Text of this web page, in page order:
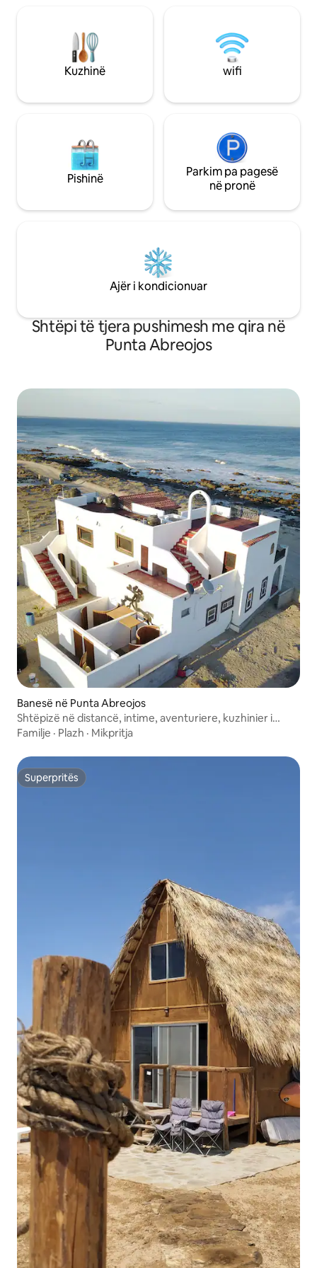
për sërfistët,
dixhitalë. Rezervo
Kuzhinë wifi
Pishinë
Parkim pa pagesë
në pronë
Ajër i kondicionuar
Shtëpi të tjera pushimesh me qira në
Punta Abreojos
Banesë në Punta Abreojos
Shtëpizë në distancë, intime, aventuriere, kuzhinier i
përfshirë
Familje · Plazh · Mikpritja
Superpritës
Superpritës